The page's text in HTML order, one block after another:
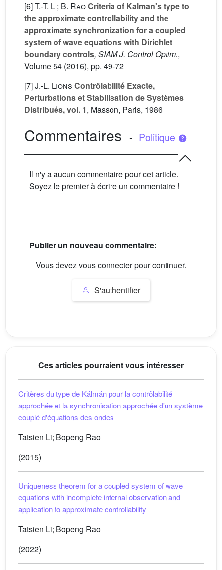
[6]T.-T. Li; B. RaoCriteria of Kalman's type to
the approximate controllability and the
approximate synchronization for a coupled
system of wave equations with Dirichlet
boundary controls, SIAM J. Control Optim.,
Volume 54 (2016), pp. 49-72
[7]J.-L. Lions Contrôlabilité Exacte,
Perturbations et Stabilisation de Systèmes
Distribués, vol. 1, Masson, Paris, 1986
Commentaires - Politique
Il n'y a aucun commentaire pour cet article.
Soyez le premier à écrire un commentaire !
Publier un nouveau commentaire:
Vous devez vous connecter pour continuer.
S'authentifier
Ces articles pourraient vous intéresser
Critères du type de Kálmán pour la contrôlabilité
approchée et la synchronisation approchée d'un système
couplé d'équations des ondes
Tatsien Li; Bopeng Rao
(2015)
Uniqueness theorem for a coupled system of wave
equations with incomplete internal observation and
application to approximate controllability
Tatsien Li; Bopeng Rao
(2022)